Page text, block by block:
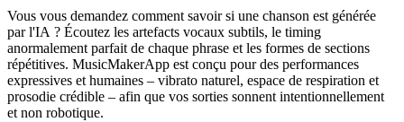
Vous vous demandez comment savoir si une chanson est générée
par l'IA ? Écoutez les artefacts vocaux subtils, le timing
anormalement parfait de chaque phrase et les formes de sections
répétitives. MusicMakerApp est conçu pour des performances
expressives et humaines – vibrato naturel, espace de respiration et
prosodie crédible – afin que vos sorties sonnent intentionnellement
et non robotique.